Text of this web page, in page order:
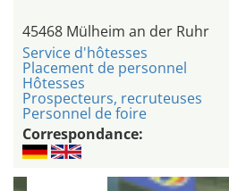
45468 Mülheim an der Ruhr
Service d'hôtesses
Placement de personnel
Hôtesses
Prospecteurs, recruteuses
Personnel de foire
Correspondance: